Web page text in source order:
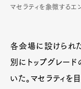
マセラティを象徴するエン
各会場に設けられ
別にトップグレード
いた。マセラティを